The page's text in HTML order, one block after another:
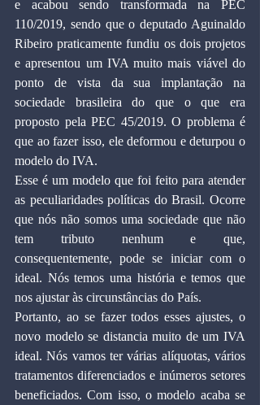
e acabou sendo transformada na PEC
110/2019, sendo que o deputado Aguinaldo
Ribeiro praticamente fundiu os dois projetos
e apresentou um IVA muito mais viável do
ponto de vista da sua implantação na
sociedade brasileira do que o que era
proposto pela PEC 45/2019. O problema é
que ao fazer isso, ele deformou e deturpou o
modelo do IVA.
Esse é um modelo que foi feito para atender
as peculiaridades políticas do Brasil. Ocorre
que nós não somos uma sociedade que não
tem tributo nenhum e que,
consequentemente, pode se iniciar com o
ideal. Nós temos uma história e temos que
nos ajustar às circunstâncias do País.
Portanto, ao se fazer todos esses ajustes, o
novo modelo se distancia muito de um IVA
ideal. Nós vamos ter várias alíquotas, vários
tratamentos diferenciados e inúmeros setores
beneficiados. Com isso, o modelo acaba se